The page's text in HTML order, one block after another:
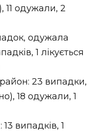
11 одужали, 2
одужала
1 лікується
23 випадки,
18 одужали, 1
випадків, 1